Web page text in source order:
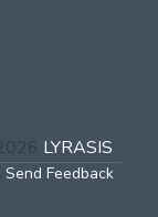
LYRASIS
Send Feedback